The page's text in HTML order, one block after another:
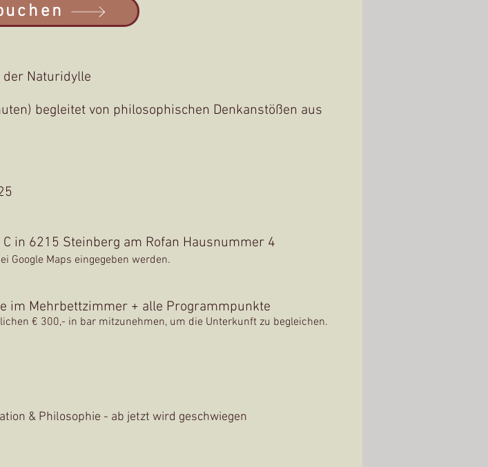
Naturidylle
begleitet von philosophischen Denkanstößen aus
in 6215 Steinberg am Rofan Hausnummer 4
Google Maps eingegeben werden.
im Mehrbettzimmer + alle Programmpunkte
€ 300,- in bar mitzunehmen, um die Unterkunft zu begleichen.
& Philosophie - ab jetzt wird geschwiegen